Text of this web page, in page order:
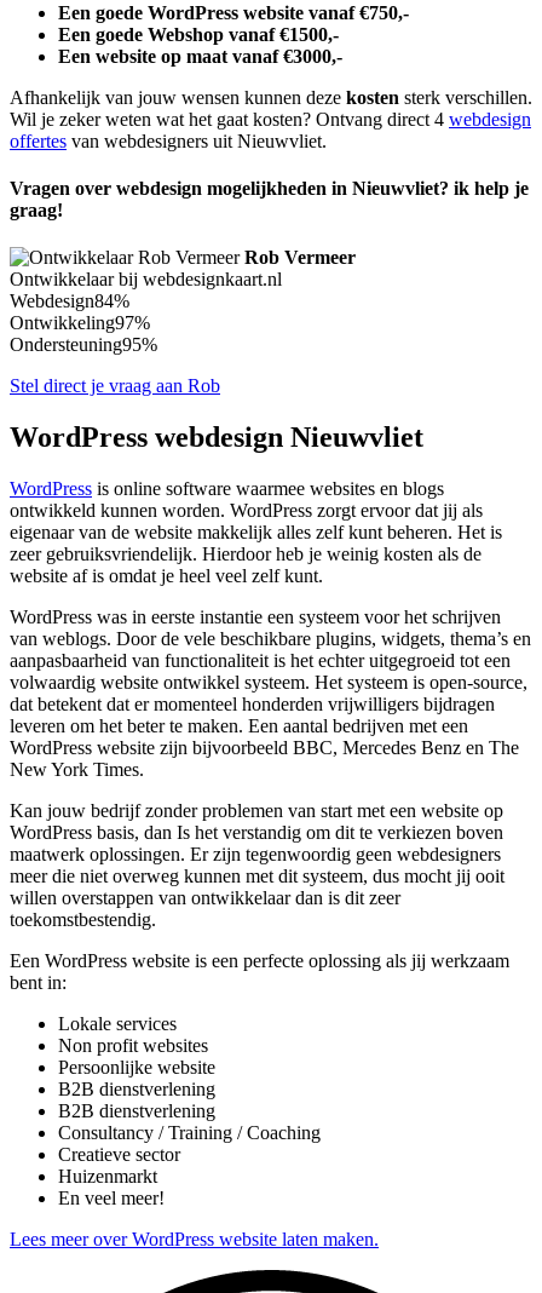
Een goede WordPress website vanaf €750,-
Een goede Webshop vanaf €1500,-
Een website op maat vanaf €3000,-
Afhankelijk van jouw wensen kunnen deze kosten sterk verschillen.
Wil je zeker weten wat het gaat kosten? Ontvang direct 4 webdesign
offertes van webdesigners uit Nieuwvliet.
Vragen over webdesign mogelijkheden in Nieuwvliet? ik help je
graag!
Rob Vermeer
Ontwikkelaar bij webdesignkaart.nl
Webdesign84%
Ontwikkeling97%
Ondersteuning95%
Stel direct je vraag aan Rob
WordPress webdesign Nieuwvliet
WordPress is online software waarmee websites en blogs
ontwikkeld kunnen worden. WordPress zorgt ervoor dat jij als
eigenaar van de website makkelijk alles zelf kunt beheren. Het is
zeer gebruiksvriendelijk. Hierdoor heb je weinig kosten als de
website af is omdat je heel veel zelf kunt.
WordPress was in eerste instantie een systeem voor het schrijven
van weblogs. Door de vele beschikbare plugins, widgets, thema’s en
aanpasbaarheid van functionaliteit is het echter uitgegroeid tot een
volwaardig website ontwikkel systeem. Het systeem is open-source,
dat betekent dat er momenteel honderden vrijwilligers bijdragen
leveren om het beter te maken. Een aantal bedrijven met een
WordPress website zijn bijvoorbeeld BBC, Mercedes Benz en The
New York Times.
Kan jouw bedrijf zonder problemen van start met een website op
WordPress basis, dan Is het verstandig om dit te verkiezen boven
maatwerk oplossingen. Er zijn tegenwoordig geen webdesigners
meer die niet overweg kunnen met dit systeem, dus mocht jij ooit
willen overstappen van ontwikkelaar dan is dit zeer
toekomstbestendig.
Een WordPress website is een perfecte oplossing als jij werkzaam
bent in:
Lokale services
Non profit websites
Persoonlijke website
B2B dienstverlening
B2B dienstverlening
Consultancy / Training / Coaching
Creatieve sector
Huizenmarkt
En veel meer!
Lees meer over WordPress website laten maken.